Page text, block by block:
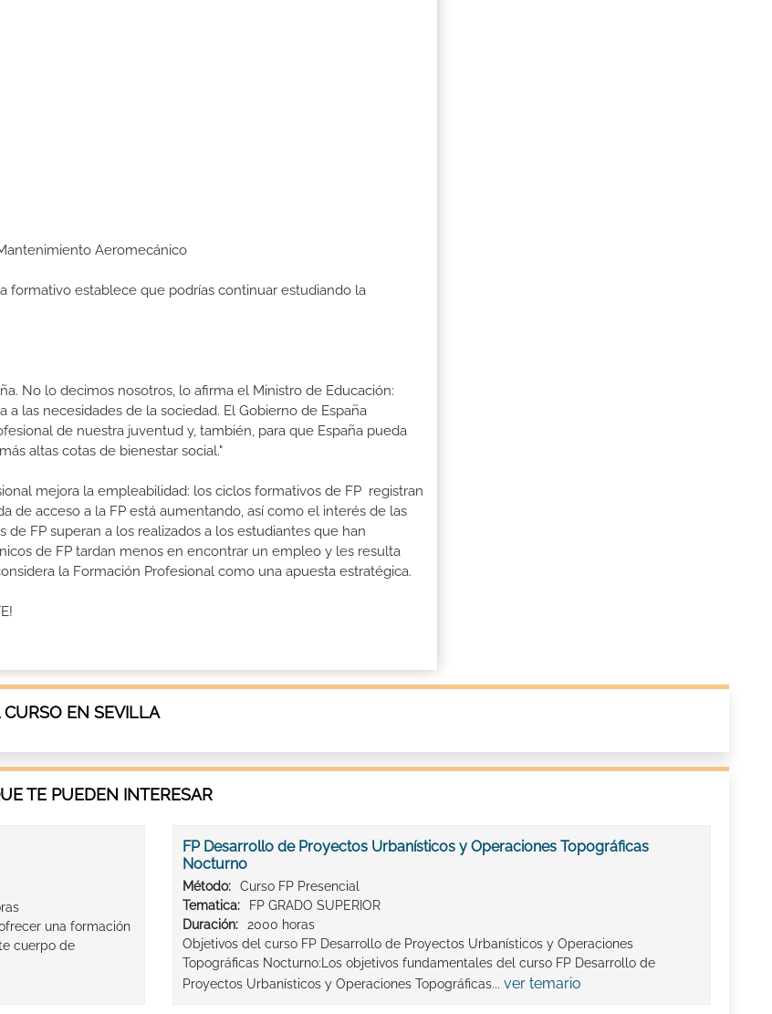
Aeromecánico
formativo establece que podrías continuar estudiando la
No lo decimos nosotros, lo afirma el Ministro de Educación:
las necesidades de la sociedad. El Gobierno de España
de nuestra juventud y, también, para que España pueda
altas cotas de bienestar social."
mejora la empleabilidad: los ciclos formativos de FP registran
de acceso a la FP está aumentando, así como el interés de las
FP superan a los realizados a los estudiantes que han
de FP tardan menos en encontrar un empleo y les resulta
la Formación Profesional como una apuesta estratégica.
EN SEVILLA
TE PUEDEN INTERESAR
una formación
cuerpo de
FP Desarrollo de Proyectos Urbanísticos y Operaciones Topográficas
Nocturno
Método:
Curso FP Presencial
Tematica:
FP GRADO SUPERIOR
Duración:
2000 horas
Objetivos del curso FP Desarrollo de Proyectos Urbanísticos y Operaciones
Topográficas Nocturno:Los objetivos fundamentales del curso FP Desarrollo de
Proyectos Urbanísticos y Operaciones Topográficas... ver temario